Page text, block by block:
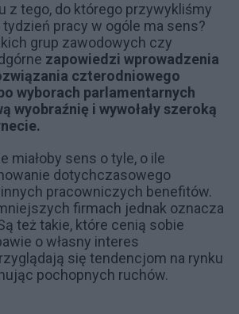
z tego, do którego przywykliśmy
pracy w ogóle ma sens?
grup zawodowych czy
zapowiedzi wprowadzenia
czterodniowego
wyborach parlamentarnych
wyobraźnię i wywołały szeroką
miałoby sens o tyle, o ile
dotychczasowego
pracowniczych benefitów.
firmach jednak oznacza
też takie, które cenią sobie
o własny interes
się tendencjom na rynku
pochopnych ruchów.